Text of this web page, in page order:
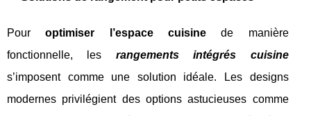
Pouroptimiser l’espace cuisinede manière
fonctionnelle, les rangements intégrés cuisine
s’imposent comme une solution idéale. Les designs
modernes privilégient des options astucieuses comme